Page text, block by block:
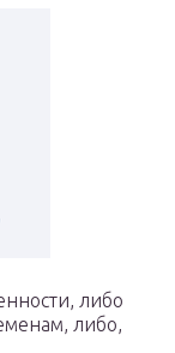
либо
либо,